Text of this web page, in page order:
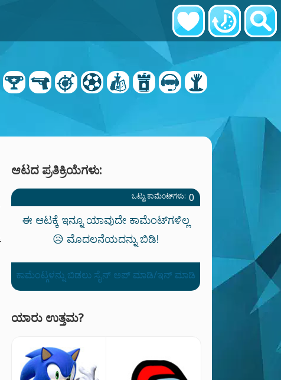
ಆಟದ ಪ್ರತಿಕ್ರಿಯೆಗಳು:
ಒಟ್ಟು ಕಾಮೆಂಟ್‌ಗಳು: 0
ಈ ಆಟಕ್ಕೆ ಇನ್ನೂ ಯಾವುದೇ ಕಾಮೆಂಟ್‌ಗಳಿಲ್ಲ
😥 ಮೊದಲನೆಯದನ್ನು ಬಿಡಿ!
ಕಾಮೆಂಟ್ಗಳನ್ನು ಬಿಡಲು ಸೈನ್ ಅಪ್ ಮಾಡಿ/ಇನ್ ಮಾಡಿ
ಯಾರು ಉತ್ತಮ?